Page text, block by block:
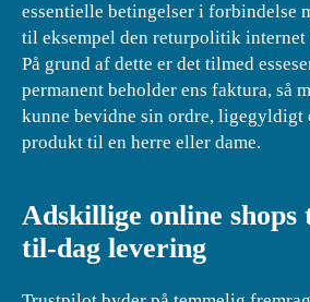
essentielle betingelser i forbindelse
til eksempel den returpolitik
På grund af dette er det tilmed
permanent beholder ens faktura, så
kunne bevidne sin ordre, ligegyldigt
produkt til en herre eller dame.
Adskillige online
til-dag levering